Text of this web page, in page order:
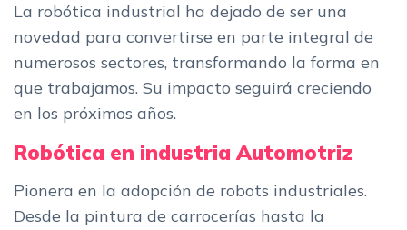
La robótica industrial ha dejado de ser una
novedad para convertirse en parte integral de
numerosos sectores, transformando la forma en
que trabajamos. Su impacto seguirá creciendo
en los próximos años.
Robótica en industria Automotriz
Pionera en la adopción de robots industriales.
Desde la pintura de carrocerías hasta la